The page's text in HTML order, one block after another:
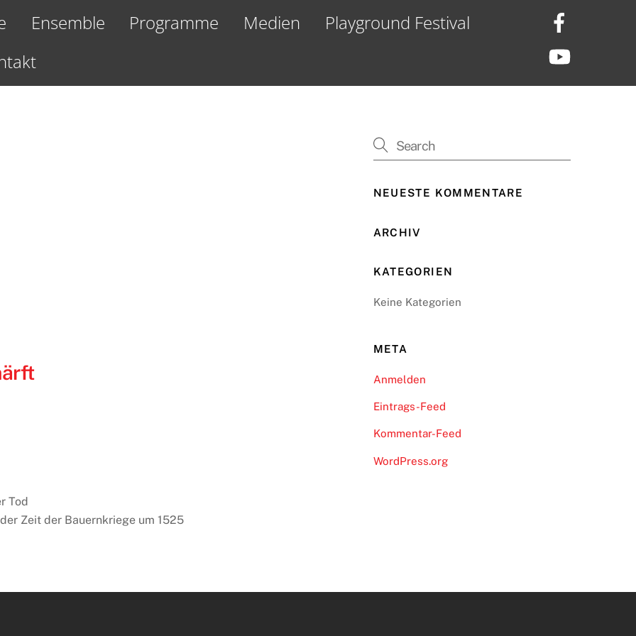
Ensemble Programme Medien
Playground Festival
Tod
Zeit der Bauernkriege um 1525
NEUESTE KOMMENTARE
ARCHIV
KATEGORIEN
Keine Kategorien
META
Anmelden
Eintrags-Feed
Kommentar-Feed
WordPress.org